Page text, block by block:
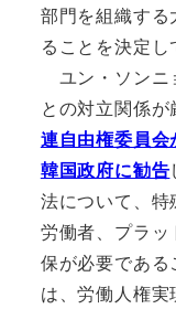
部門を組織す
ることを決定し
ユン・ソンニ
との対立関係
連自由権委員
韓国政府に勧告
法について、
労働者、プラ
保が必要であ
は、労働人権実